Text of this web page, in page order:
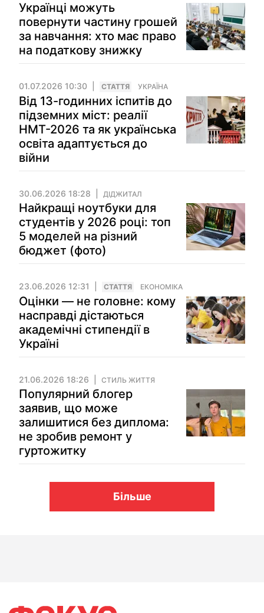
Українці можуть
повернути частину грошей
за навчання: хто має право
на податкову знижку
01.07.2026 10:30 СТАТТЯ УКРАЇНА
Від 13-годинних іспитів до
підземних міст: реалії
НМТ-2026 та як українська
освіта адаптується до
війни
30.06.2026 18:28 ДІДЖИТАЛ
Найкращі ноутбуки для
студентів у 2026 році: топ
5 моделей на різний
бюджет (фото)
23.06.2026 12:31 СТАТТЯ ЕКОНОМІКА
Оцінки — не головне: кому
насправді дістаються
академічні стипендії в
Україні
21.06.2026 18:26 СТИЛЬ ЖИТТЯ
Популярний блогер
заявив, що може
залишитися без диплома:
не зробив ремонт у
гуртожитку
Більше